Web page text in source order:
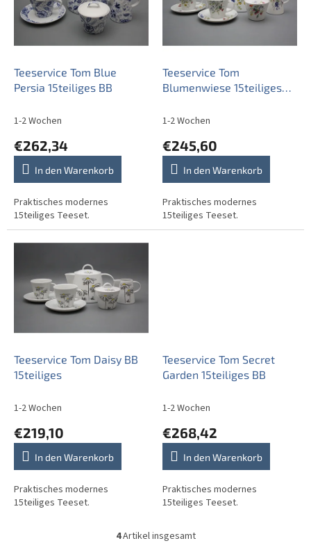
PTeeservice Tom Blue
Persia 15teiliges BB
1-2 Wochen
€262,34
In den Warenkorb
Praktisches modernes
15teiliges Teeset.
Teeservice Tom
Blumenwiese 15teiliges
1-2 Wochen
€245,60
In den Warenkorb
Praktisches modernes
15teiliges Teeset.
Teeservice Tom Daisy BB
15teiliges
1-2 Wochen
€219,10
In den Warenkorb
Praktisches modernes
15teiliges Teeset.
Teeservice Tom Secret
Garden 15teiliges BB
1-2 Wochen
€268,42
In den Warenkorb
Praktisches modernes
15teiliges Teeset.
S
4Artikel insgesamt